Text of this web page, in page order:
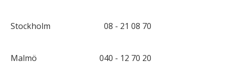
Stockholm 08 - 21 08 70
Malmö 040 - 12 70 20